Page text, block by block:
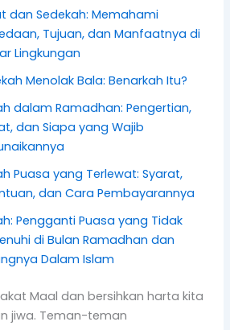
dan Sedekah: Memahami
Tujuan, dan Manfaatnya di
Lingkungan
Menolak Bala: Benarkah Itu?
dalam Ramadhan: Pengertian,
dan Siapa yang Wajib
Puasa yang Terlewat: Syarat,
dan Cara Pembayarannya
Pengganti Puasa yang Tidak
di Bulan Ramadhan dan
Dalam Islam
Maal dan bersihkan harta kita
jiwa. Teman-teman